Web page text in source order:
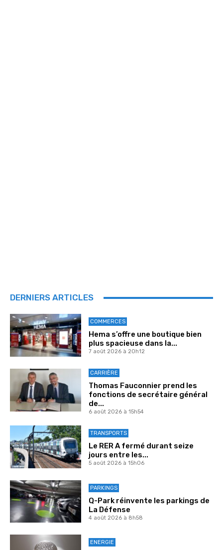
DERNIERS ARTICLES
COMMERCES
Hema s’offre une boutique bien
plus spacieuse dans la...
7 août 2026 à 20h12
CARRIÈRE
Thomas Fauconnier prend les
fonctions de secrétaire général
de...
6 août 2026 à 15h54
TRANSPORTS
Le RER A fermé durant seize
jours entre les...
5 août 2026 à 15h06
PARKINGS
Q-Park réinvente les parkings de
La Défense
4 août 2026 à 8h58
ENERGIE